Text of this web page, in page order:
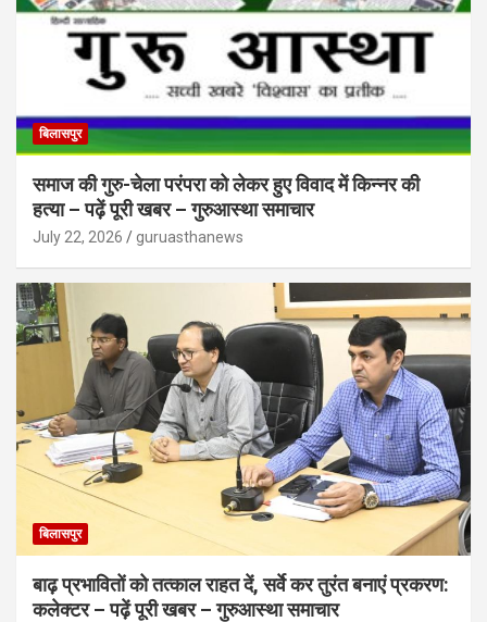
बिलासपुर
समाज की गुरु-चेला परंपरा को लेकर हुए विवाद में किन्नर की
हत्या – पढ़ें पूरी खबर – गुरुआस्था समाचार
July 22, 2026 guruasthanews
बिलासपुर
बाढ़ प्रभावितों को तत्काल राहत दें, सर्वे कर तुरंत बनाएं प्रकरण:
कलेक्टर – पढ़ें पूरी खबर – गुरुआस्था समाचार